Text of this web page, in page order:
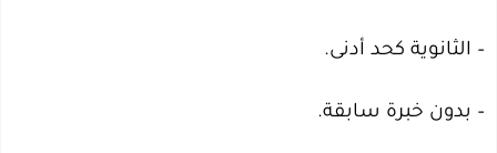
– الثانوية كحد أدنى.
– بدون خبرة سابقة.